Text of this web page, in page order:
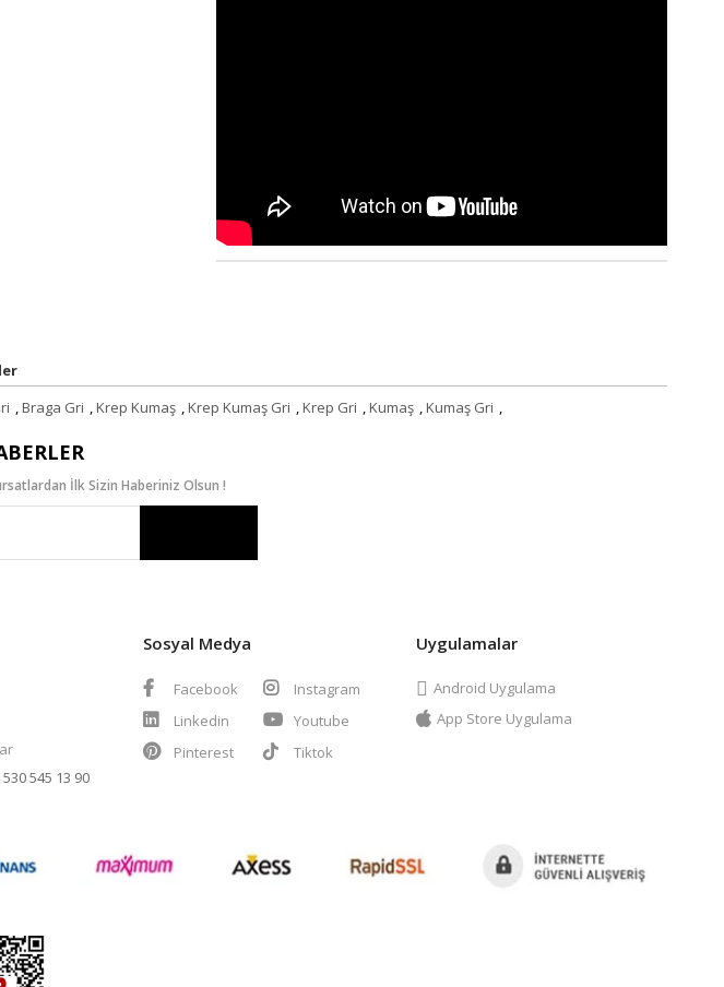
,Braga Gri ,Krep Kumaş ,Krep Kumaş Gri ,Krep Gri ,Kumaş ,Kumaş Gri ,
İlk Sizin Haberiniz Olsun !
530 545 13 90
Sosyal Medya
Facebook
Instagram
Linkedin
Youtube
Pinterest
Tiktok
Uygulamalar
Android Uygulama
App Store Uygulama